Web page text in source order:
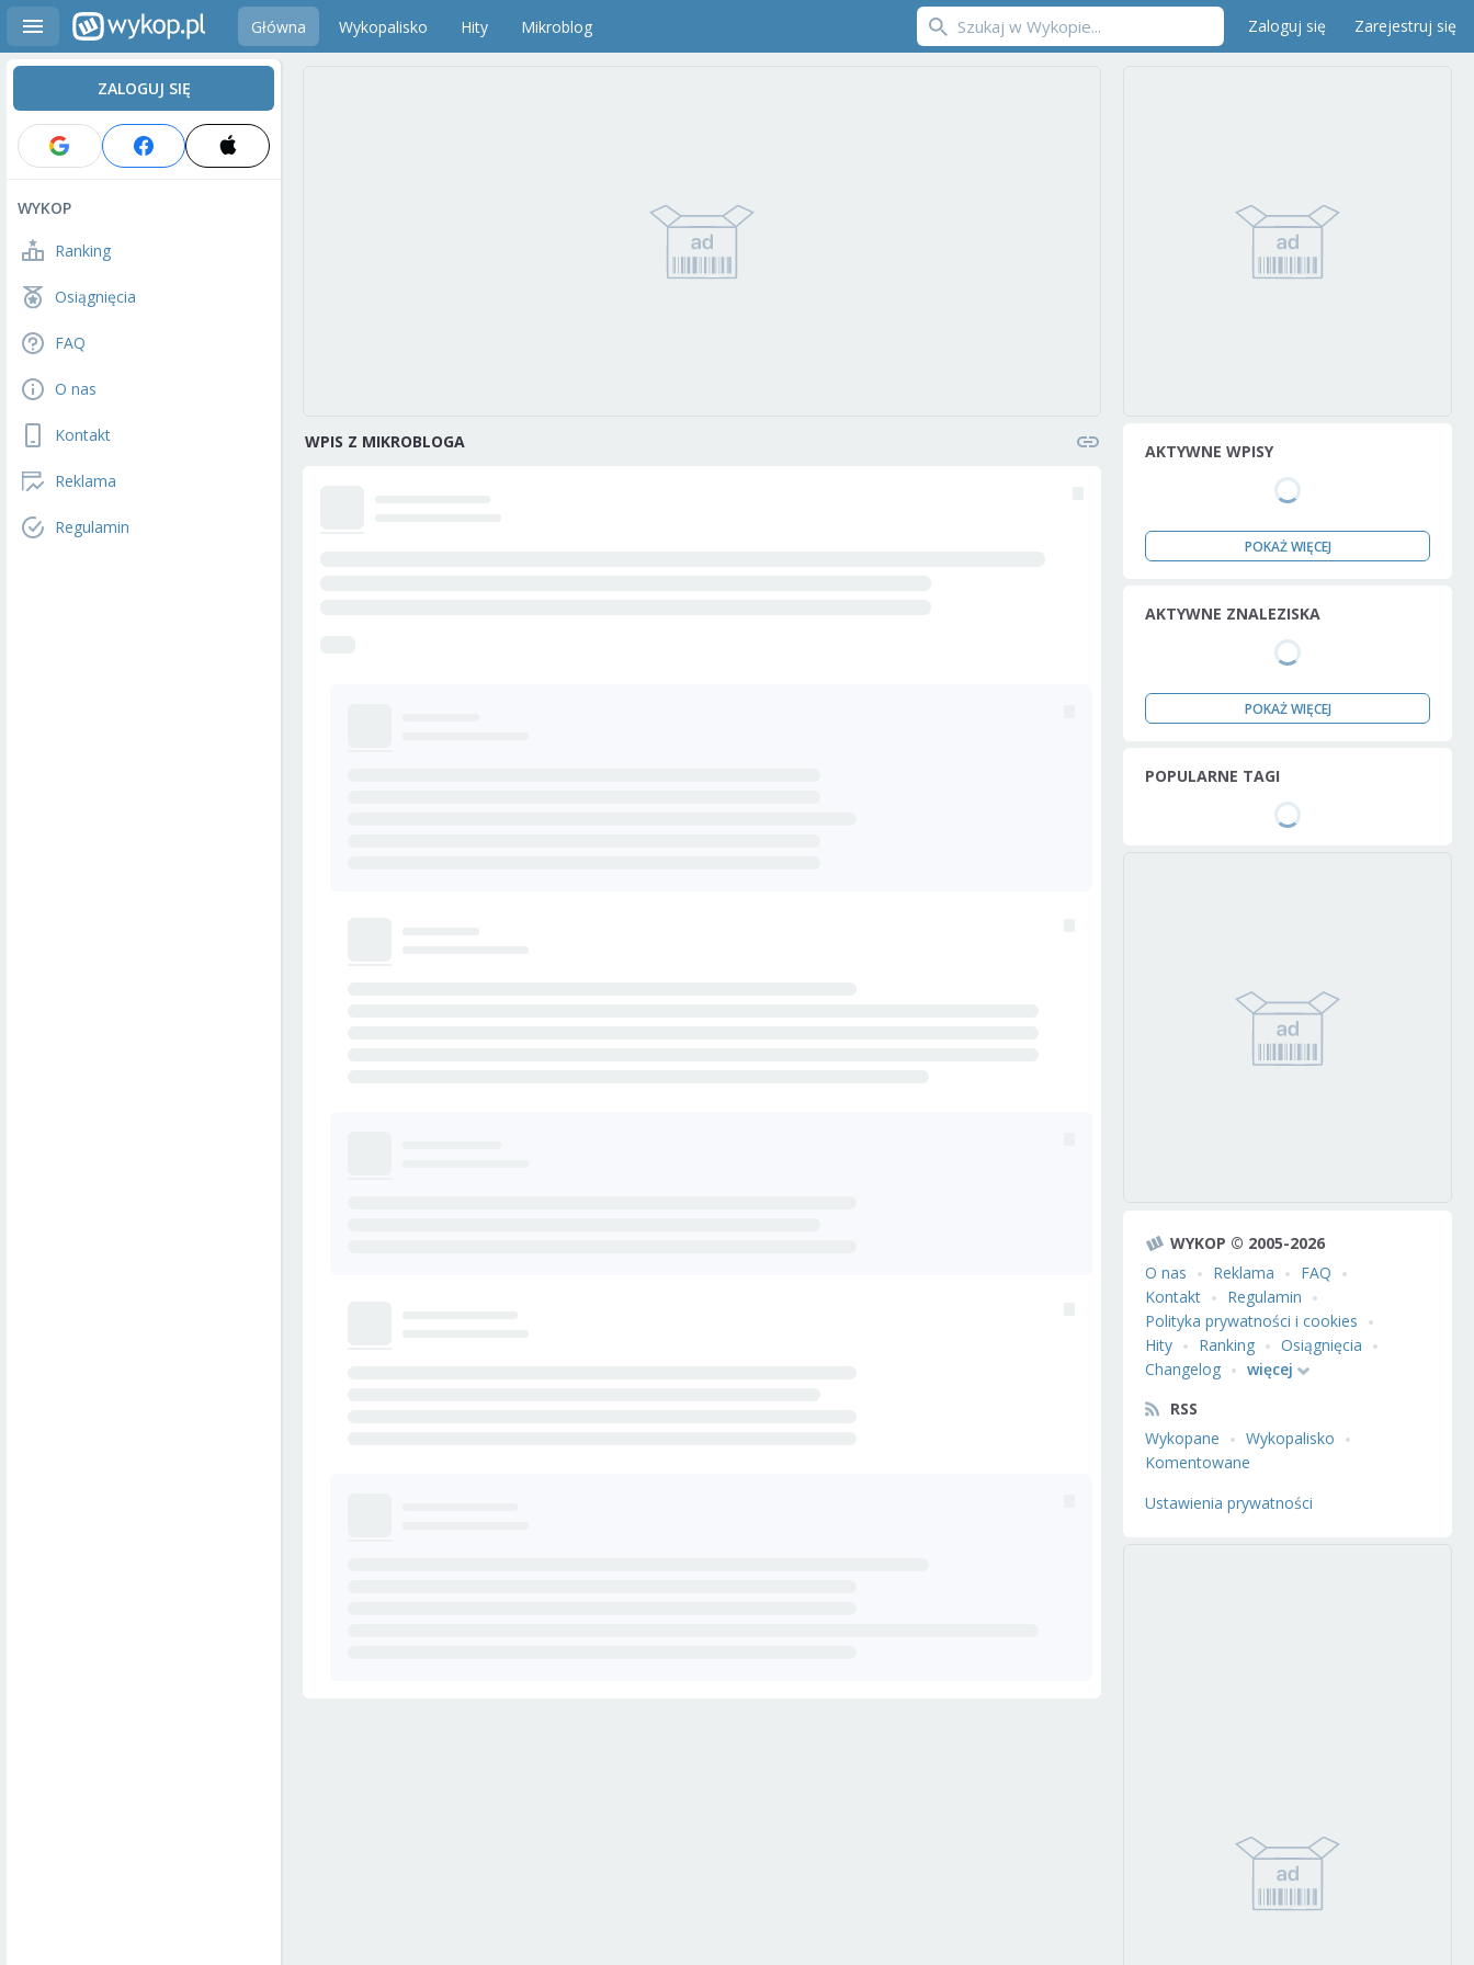
Główna Wykopalisko Hity Mikroblog Zaloguj się Zarejestruj się
ZALOGUJ SIĘ
WYKOP
Ranking
Osiągnięcia
FAQ
O nas
Kontakt
Reklama
Regulamin
WPIS Z MIKROBLOGA AKTYWNE WPISY
POKAŻ WIĘCEJ
AKTYWNE ZNALEZISKA
POKAŻ WIĘCEJ
POPULARNE TAGI
WYKOP © 2005-2026
O nas
Reklama
FAQ
Kontakt
Regulamin
Polityka prywatności i cookies
Hity
Ranking
Osiągnięcia
Changelog
więcej
RSS
Wykopane
Wykopalisko
Komentowane
Ustawienia prywatności